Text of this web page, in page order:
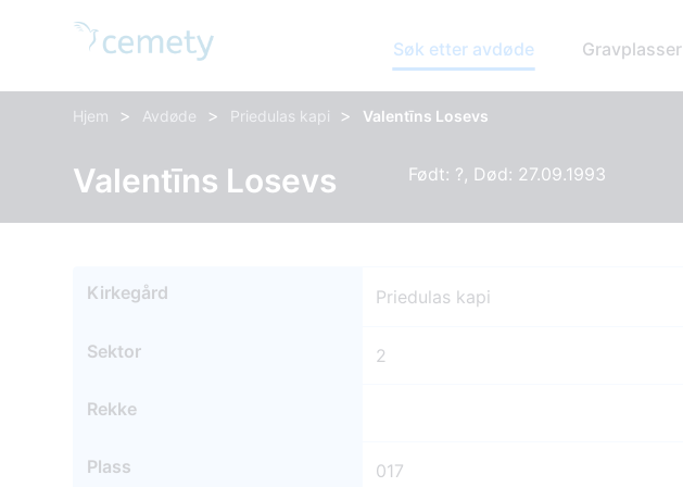
Søk etter avdøde Gravplasser
Hjem > Avdøde > Priedulas kapi > Valentīns Losevs
Valentīns Losevs Født: ?, Død: 27.09.1993
Kirkegård Priedulas kapi
Sektor 2
Rekke
Plass 017